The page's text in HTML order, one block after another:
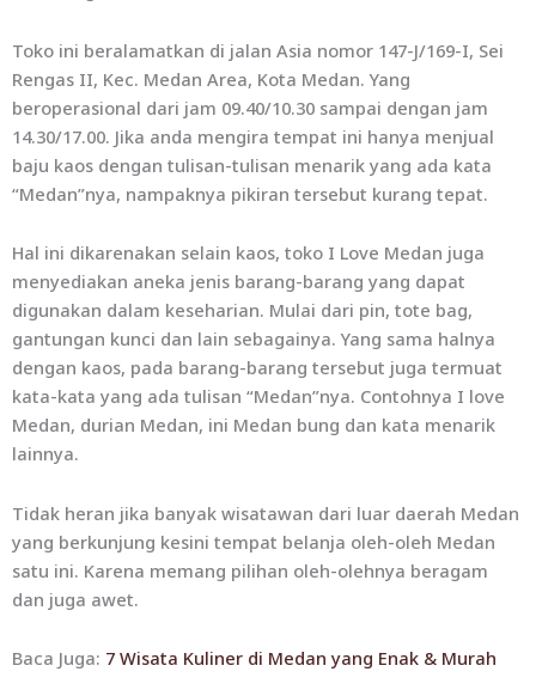
Toko ini beralamatkan di jalan Asia nomor 147-J/169-I, Sei
Rengas II, Kec. Medan Area, Kota Medan. Yang
beroperasional dari jam 09.40/10.30 sampai dengan jam
14.30/17.00. Jika anda mengira tempat ini hanya menjual
baju kaos dengan tulisan-tulisan menarik yang ada kata
“Medan”nya, nampaknya pikiran tersebut kurang tepat.
Hal ini dikarenakan selain kaos, toko I Love Medan juga
menyediakan aneka jenis barang-barang yang dapat
digunakan dalam keseharian. Mulai dari pin, tote bag,
gantungan kunci dan lain sebagainya. Yang sama halnya
dengan kaos, pada barang-barang tersebut juga termuat
kata-kata yang ada tulisan “Medan”nya. Contohnya I love
Medan, durian Medan, ini Medan bung dan kata menarik
lainnya.
Tidak heran jika banyak wisatawan dari luar daerah Medan
yang berkunjung kesini tempat belanja oleh-oleh Medan
satu ini. Karena memang pilihan oleh-olehnya beragam
dan juga awet.
Baca Juga: 7 Wisata Kuliner di Medan yang Enak & Murah